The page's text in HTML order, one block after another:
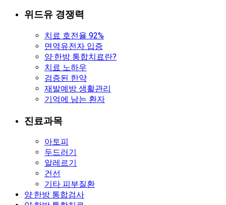
위드유 경쟁력
치료 호전율 92%
면역유전자 입증
양·한방 통합치료란?
치료 노하우
검증된 한약
재발예방 생활관리
기억에 남는 환자
진료과목
아토피
두드러기
알레르기
건선
기타 피부질환
양·한방 통합검사